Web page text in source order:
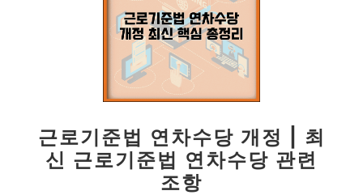
근로기준법 연차수당 개정 | 최
신 근로기준법 연차수당 관련
조항